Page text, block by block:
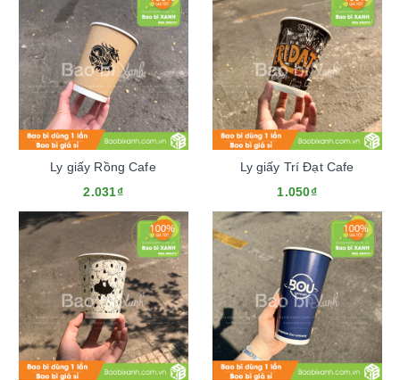
Ly giấy Rồng Cafe
2.031₫
Ly giấy Trí Đạt Cafe
1.050₫